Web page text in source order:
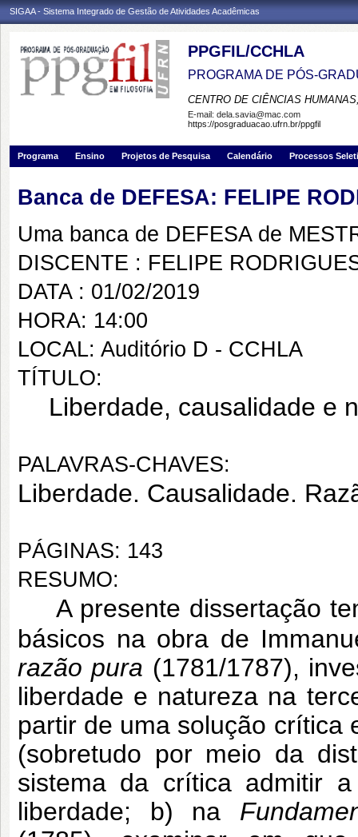
SIGAA - Sistema Integrado de Gestão de Atividades Acadêmicas
PPGFIL/CCHLA
PROGRAMA DE PÓS-
CENTRO DE CIÊNCIAS
E-mail: dela.savia@mac.com
https://posgraduacao.ufrn.br/ppgfil
Programa Ensino Projetos de Pesquisa Calendário Processos
Banca de DEFESA: FELIPE
Uma banca de DEFESA de
DISCENTE : FELIPE
DATA : 01/02/2019
HORA: 14:00
LOCAL: Auditório D - CCHLA
TÍTULO:
Liberdade, causalidade e
PALAVRAS-CHAVES:
Liberdade. Causalidade.
PÁGINAS: 143
RESUMO:
A presente dissertação
básicos na obra de
razão pura (1781/1787),
liberdade e natureza na
partir de uma solução crítica
(sobretudo por meio da
sistema da crítica admitir
liberdade; b) na